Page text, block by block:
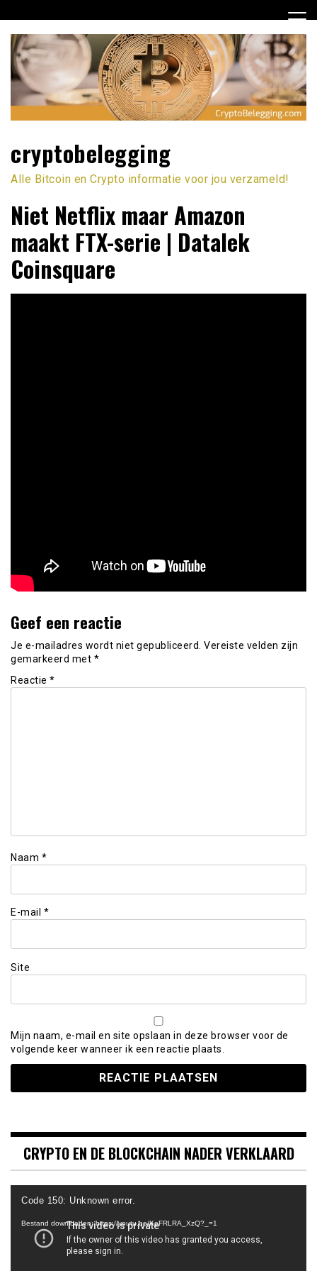
naar
inhoud
cryptobelegging
Alle Bitcoin en Crypto informatie voor jou verzameld!
Niet Netflix maar Amazon
maakt FTX-serie | Datalek
Coinsquare
Geef een reactie
Je e-mailadres wordt niet gepubliceerd. Vereiste velden zijn
gemarkeerd met *
Reactie *
Naam *
E-mail *
Site
Mijn naam, e-mail en site opslaan in deze browser voor de
volgende keer wanneer ik een reactie plaats.
CRYPTO EN DE BLOCKCHAIN NADER VERKLAARD
Videospeler
Code 150: Unknown error.
Bestand downloaden: https://youtu.be/KeFRLRA_XzQ?_=1